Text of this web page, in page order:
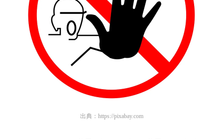
出典： https://pixabay.com